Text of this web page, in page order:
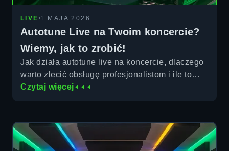
LIVE 1 MAJA 2026
Autotune Live na Twoim koncercie?
Wiemy, jak to zrobić!
Jak działa autotune live na koncercie, dlaczego
warto zlecić obsługę profesjonalistom i ile to
kosztuje. Flightcore Studios obsługuje występy
Czytaj więcej